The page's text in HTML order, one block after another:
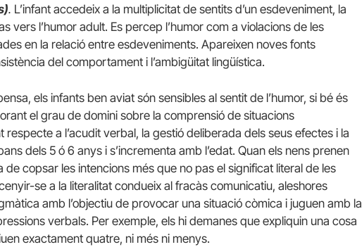
. L’infant accedeix a la multiplicitat de sentits d’un esdeveniment, la
vers l’humor adult. Es percep l’humor com a violacions de les
en la relació entre esdeveniments. Apareixen noves fonts
del comportament i l’ambigüitat lingüística.
els infants ben aviat són sensibles al sentit de l’humor, si bé és
el grau de domini sobre la comprensió de situacions
a l’acudit verbal, la gestió deliberada dels seus efectes i la
dels 5 ó 6 anys i s’incrementa amb l’edat. Quan els nens prenen
copsar les intencions més que no pas el significat literal de les
se a la literalitat condueix al fracàs comunicatiu, aleshores
amb l’objectiu de provocar una situació còmica i juguen amb la
verbals. Per exemple, els hi demanes que expliquin una cosa
exactament quatre, ni més ni menys.